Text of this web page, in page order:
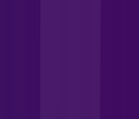
Assista filmes e séries